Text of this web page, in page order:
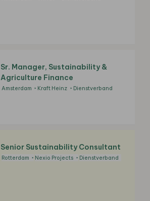
Sr. Manager, Sustainability &
Agriculture Finance
Amsterdam Kraft Heinz Dienstverband
Senior Sustainability Consultant
Rotterdam Nexio Projects Dienstverband